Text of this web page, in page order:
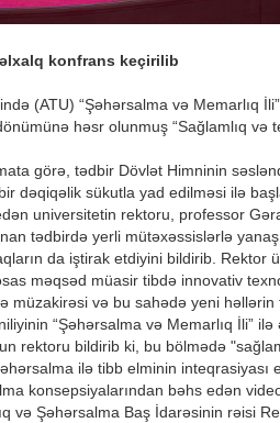
konfrans keçirilib
(ATU) “Şəhərsalma və Memarlıq
həsr olunmuş “Sağlamlıq və
görə, tədbir Dövlət Himninin
dəqiqəlik sükutla yad edilməsi ilə
edən universitetin rektoru, professor
tədbirdə yerli mütəxəssislərlə
da iştirak etdiyini bildirib. Rektor
məqsəd müasir tibdə innovativ
müzakirəsi və bu sahədə yeni həllərin
“Şəhərsalma və Memarlıq İli”
rektoru bildirib ki, bu bölmədə
ilə tibb elminin inteqrasiyası
konsepsiyalarından bəhs edən
və Şəhərsalma Baş İdarəsinin rəisi